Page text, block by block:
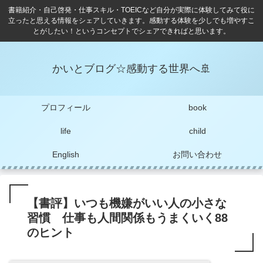
書籍紹介・自己啓発・仕事スキル・TOEICなど自分が実際に体験してみて役に
立ったと思える情報をシェアしていきます。感動する体験を少しでも増やすこ
とがしたい！というコンセプトでシェアできればと思います。
かいとブログ☆感動する世界へ🚢
プロフィール book
life child
English お問い合わせ
【書評】いつも機嫌がいい人の小さな
習慣 仕事も人間関係もうまくいく88
のヒント